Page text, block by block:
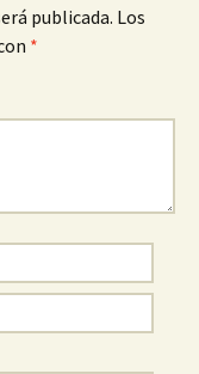
publicada. Los
*